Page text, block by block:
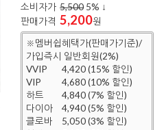
소비자가 5,500 5% ↓
판매가격 5,200원
※멤버쉽혜택가(판매가기준)/
가입즉시 일반회원(2%)
VVIP
4,420 (15% 할인)
VIP
4,680 (10% 할인)
하트
4,840 (7% 할인)
다이아
4,940 (5% 할인)
클로바
5,050 (3% 할인)